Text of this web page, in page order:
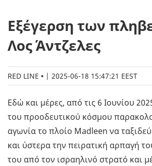
Εξέγερση των
Λος Άντζελες
RED LINE | 2025-06-18 15:47:21 EEST
Εδώ και μέρες, από τις 6 Ιουνίου
του προοδευτικού κόσμου
αγωνία το πλοίο Madleen να
και ύστερα την πειρατική αρπαγή
του από τον ισραηλινό στρατό και